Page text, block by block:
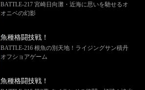
BATTLE-217 宮崎日向灘・近海に思いを馳せるオ
オニベの幻影
魚種格闘技戦！
BATTLE-216 根魚の別天地！ライジングサン積丹
オフショアゲーム
魚種格闘技戦！